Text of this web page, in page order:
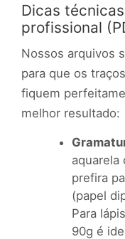
Dicas
profissional
Nossos arquivos
para que os
fiquem
melhor resultado:
aquarela
prefira
(papel
Para
90g é